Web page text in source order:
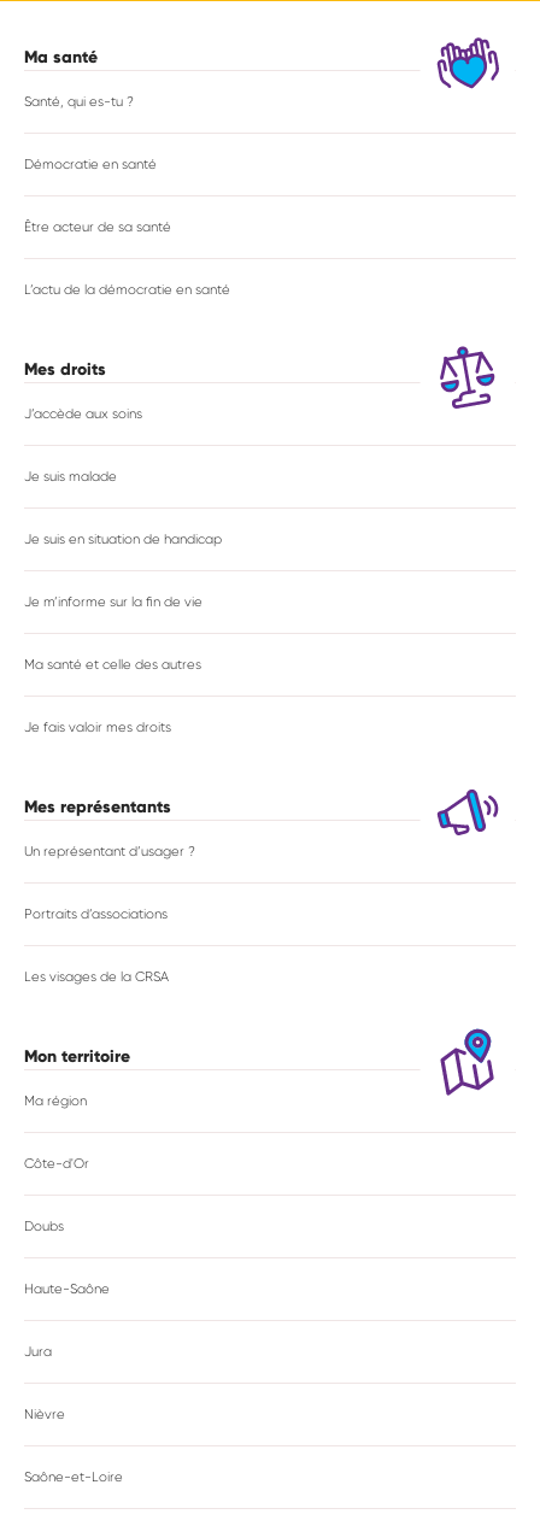
Navigation
principale
Ma santé
Santé, qui es-tu ?
Démocratie en santé
Être acteur de sa santé
L’actu de la démocratie en santé
Mes droits
J’accède aux soins
Je suis malade
Je suis en situation de handicap
Je m’informe sur la fin de vie
Ma santé et celle des autres
Je fais valoir mes droits
Mes représentants
Un représentant d’usager ?
Portraits d’associations
Les visages de la CRSA
Mon territoire
Ma région
Côte-d'Or
Doubs
Haute-Saône
Jura
Nièvre
Saône-et-Loire